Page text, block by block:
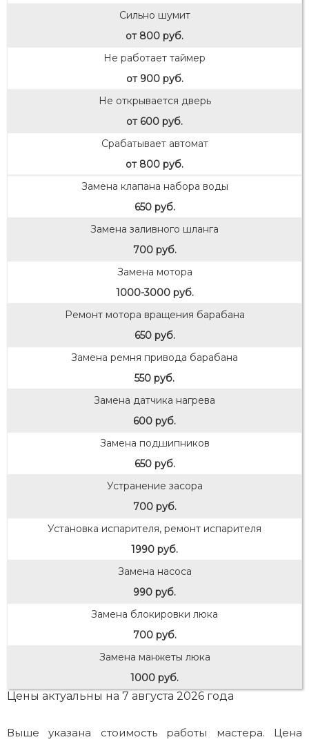
Сильно шумит
от 800 руб.
Не работает таймер
от 900 руб.
Не открывается дверь
от 600 руб.
Срабатывает автомат
от 800 руб.
Замена клапана набора воды
650 руб.
Замена заливного шланга
700 руб.
Замена мотора
1000-3000 руб.
Ремонт мотора вращения барабана
650 руб.
Замена ремня привода барабана
550 руб.
Замена датчика нагрева
600 руб.
Замена подшипников
650 руб.
Устранение засора
700 руб.
Установка испарителя, ремонт испарителя
1990 руб.
Замена насоса
990 руб.
Замена блокировки люка
700 руб.
Замена манжеты люка
1000 руб.
Цены актуальны на 7 августа 2026 года
Выше указана стоимость работы мастера. Цена